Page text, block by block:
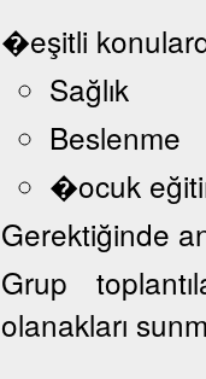
�eşitli
Sağlık
Beslenme
�ocuk
Gerektiğinde
Grup
olanakları